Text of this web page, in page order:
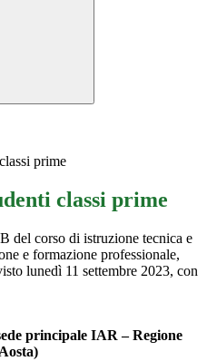
prime
classi prime
del corso di istruzione tecnica e
e formazione professionale,
lunedì 11 settembre 2023, con
principale IAR – Regione